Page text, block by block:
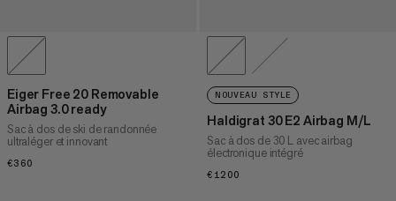
Eiger Free 20 Removable
Airbag 3.0 ready
Sac à dos de ski de randonnée
ultraléger et innovant
€360
NOUVEAU STYLE
Haldigrat 30 E2 Airbag M/L
Sac à dos de 30 L avec airbag
électronique intégré
€1200